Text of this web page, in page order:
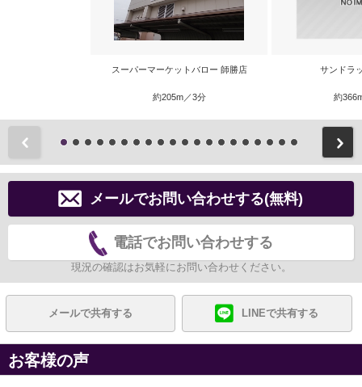
スーパーマーケットバロー 師勝店
約205m／3分
サンドラ
約
メールでお問い合わせする(無料)
電話でお問い合わせする
現況の確認はお気軽にお問い合わせください。
メールで共有する LINEで共有する
お客様の声